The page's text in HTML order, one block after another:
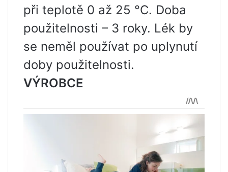
při teplotě 0 až 25 °C. Doba
použitelnosti – 3 roky. Lék by
se neměl používat po uplynutí
doby použitelnosti.
VÝROBCE